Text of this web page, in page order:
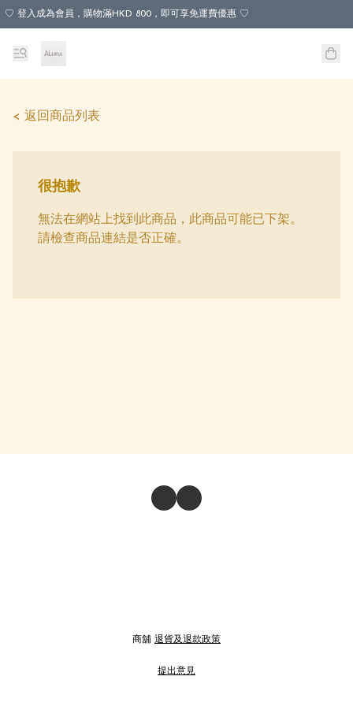
♡ 登入成為會員，購物滿HKD 800，即可享免運費優惠 ♡
< 返回商品列表
很抱歉
無法在網站上找到此商品，此商品可能已下架。
請檢查商品連結是否正確。
商舖 退貨及退款政策
提出意見